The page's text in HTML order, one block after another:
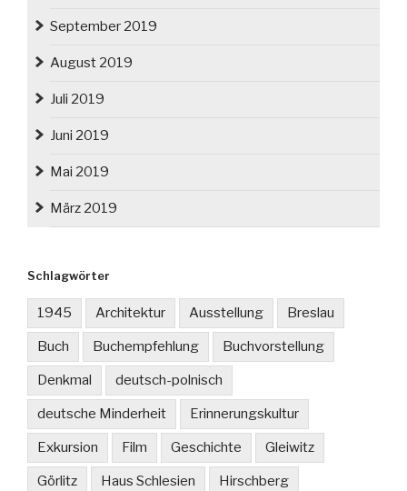
September 2019
August 2019
Juli 2019
Juni 2019
Mai 2019
März 2019
Schlagwörter
1945 Architektur Ausstellung Breslau
Buch Buchempfehlung Buchvorstellung
Denkmal deutsch-polnisch
deutsche Minderheit Erinnerungskultur
Exkursion Film Geschichte Gleiwitz
Görlitz Haus Schlesien Hirschberg